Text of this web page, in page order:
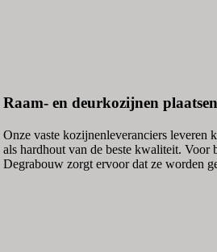
Raam- en deurkozijnen plaatsen
Onze vaste kozijnenleveranciers leveren
als hardhout van de beste kwaliteit. Voor
Degrabouw zorgt ervoor dat ze worden